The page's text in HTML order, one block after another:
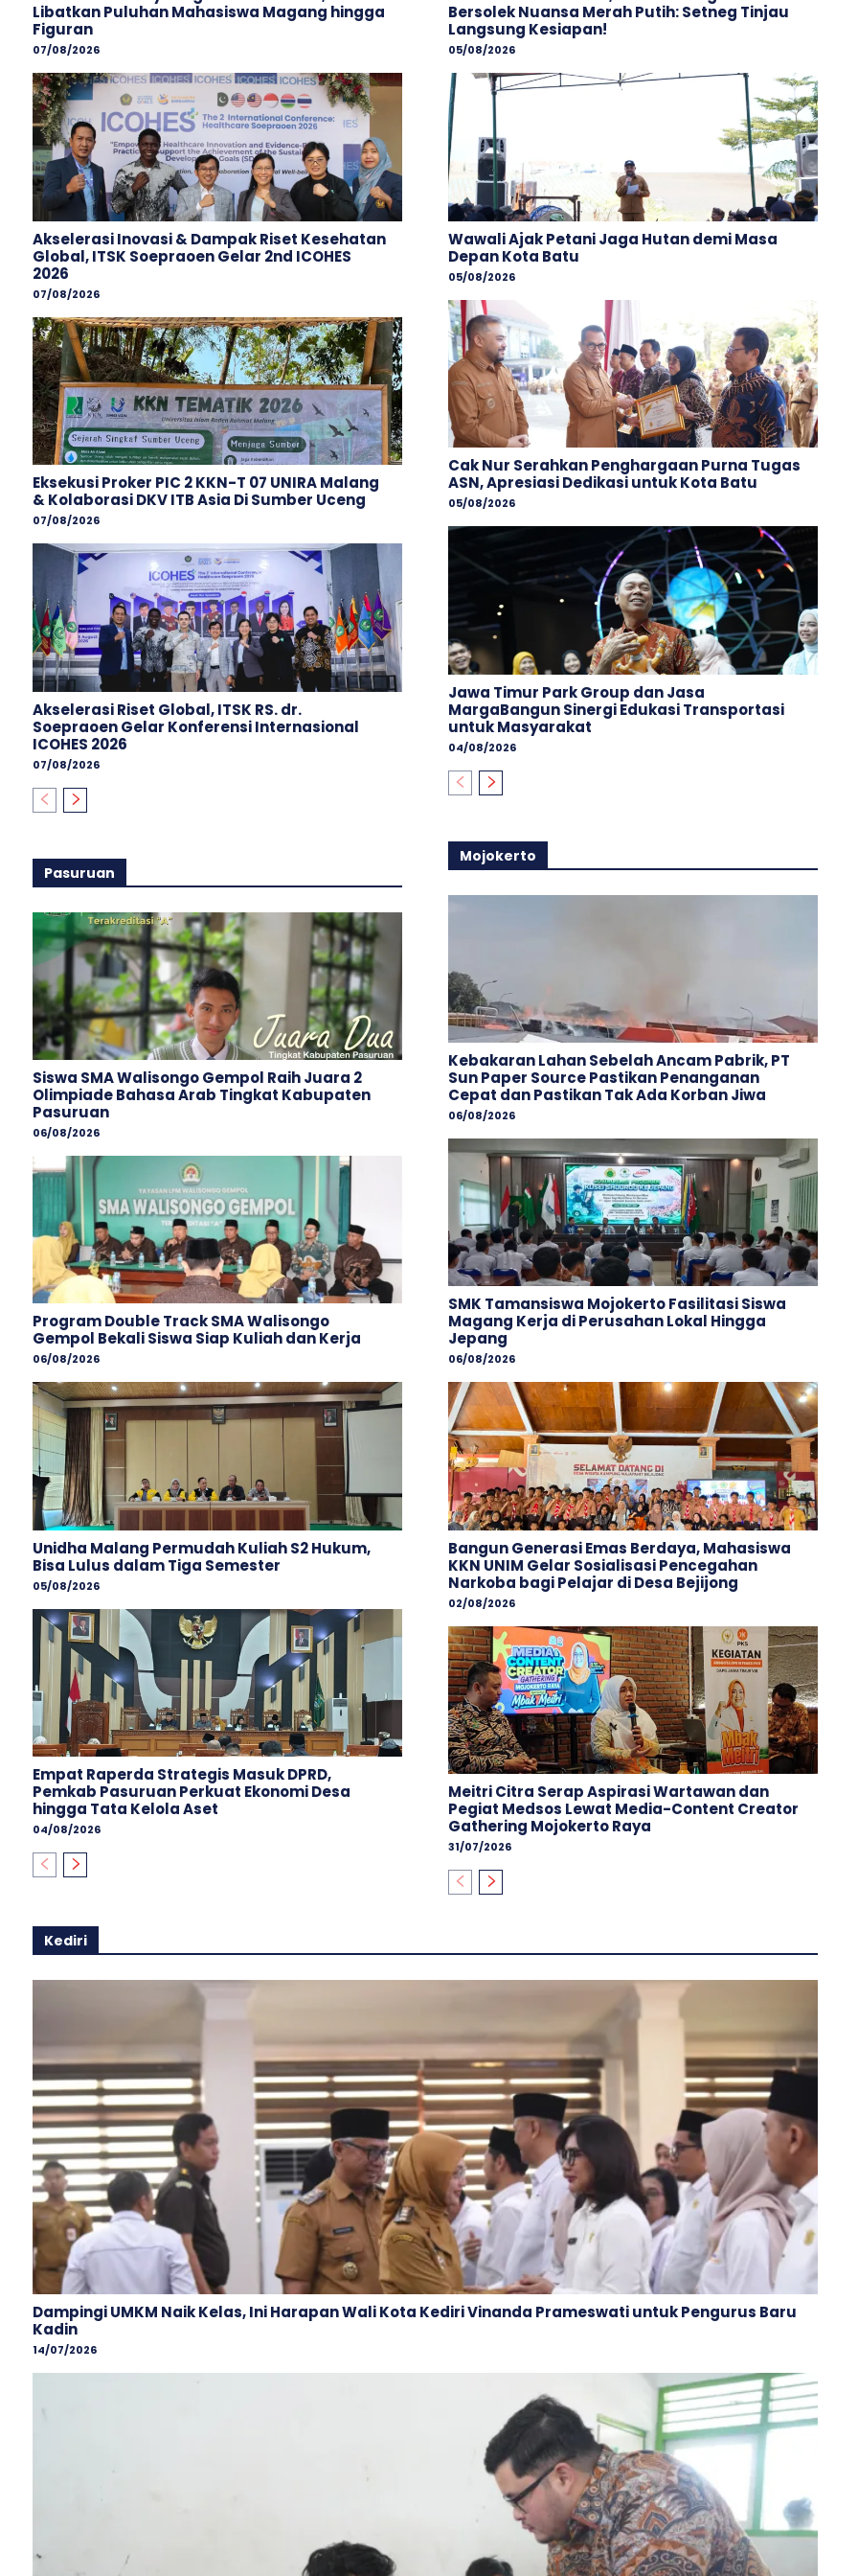
Libatkan Puluhan Mahasiswa Magang hingga
Figuran
07/08/2026
Akselerasi Inovasi & Dampak Riset Kesehatan
Global, ITSK Soepraoen Gelar 2nd ICOHES
2026
07/08/2026
Eksekusi Proker PIC 2 KKN-T 07 UNIRA Malang
& Kolaborasi DKV ITB Asia Di Sumber Uceng
07/08/2026
Akselerasi Riset Global, ITSK RS. dr.
Soepraoen Gelar Konferensi Internasional
ICOHES 2026
07/08/2026
Pasuruan
Siswa SMA Walisongo Gempol Raih Juara 2
Olimpiade Bahasa Arab Tingkat Kabupaten
Pasuruan
06/08/2026
Program Double Track SMA Walisongo
Gempol Bekali Siswa Siap Kuliah dan Kerja
06/08/2026
Unidha Malang Permudah Kuliah S2 Hukum,
Bisa Lulus dalam Tiga Semester
05/08/2026
Empat Raperda Strategis Masuk DPRD,
Pemkab Pasuruan Perkuat Ekonomi Desa
hingga Tata Kelola Aset
04/08/2026
Bersolek Nuansa Merah Putih: Setneg Tinjau
Langsung Kesiapan!
05/08/2026
Wawali Ajak Petani Jaga Hutan demi Masa
Depan Kota Batu
05/08/2026
Cak Nur Serahkan Penghargaan Purna Tugas
ASN, Apresiasi Dedikasi untuk Kota Batu
05/08/2026
Jawa Timur Park Group dan Jasa
MargaBangun Sinergi Edukasi Transportasi
untuk Masyarakat
04/08/2026
Mojokerto
Kebakaran Lahan Sebelah Ancam Pabrik, PT
Sun Paper Source Pastikan Penanganan
Cepat dan Pastikan Tak Ada Korban Jiwa
06/08/2026
SMK Tamansiswa Mojokerto Fasilitasi Siswa
Magang Kerja di Perusahan Lokal Hingga
Jepang
06/08/2026
Bangun Generasi Emas Berdaya, Mahasiswa
KKN UNIM Gelar Sosialisasi Pencegahan
Narkoba bagi Pelajar di Desa Bejijong
02/08/2026
Meitri Citra Serap Aspirasi Wartawan dan
Pegiat Medsos Lewat Media-Content Creator
Gathering Mojokerto Raya
31/07/2026
Kediri
Dampingi UMKM Naik Kelas, Ini Harapan Wali Kota Kediri Vinanda Prameswati untuk Pengurus Baru
Kadin
14/07/2026